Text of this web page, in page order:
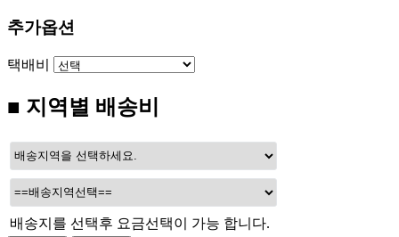
추가옵션
택배비
■ 지역별 배송비
배송지를 선택후 요금선택이 가능 합니다.